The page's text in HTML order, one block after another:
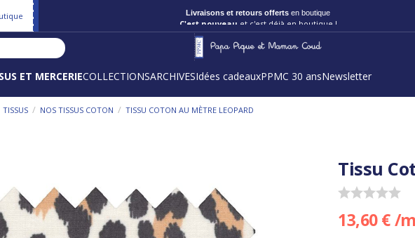
Livraisons et retours offerts en boutique
C'est nouveau et c'est déjà en boutique !
ET MERCERIECOLLECTIONSARCHIVESIdées cadeauxPPMC 30 ansNewsletter
TISSUS / NOS TISSUS COTON / TISSU COTON AU MÈTRE LEOPARD
Tissu
13,60 € /m